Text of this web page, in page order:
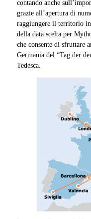
contando anche
grazie all’apertura di
raggiungere il territorio
della data scelta per
che consente di sfruttare
Germania del “Tag der
Tedesca.